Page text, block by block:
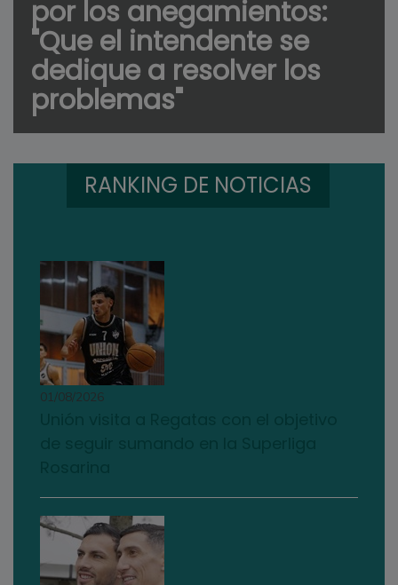
por los anegamientos:
"Que el intendente se
dedique a resolver los
problemas"
RANKING DE NOTICIAS
01/08/2026